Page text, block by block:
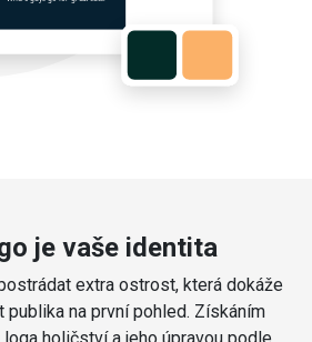
je vaše identita
extra ostrost, která dokáže
na první pohled. Získáním